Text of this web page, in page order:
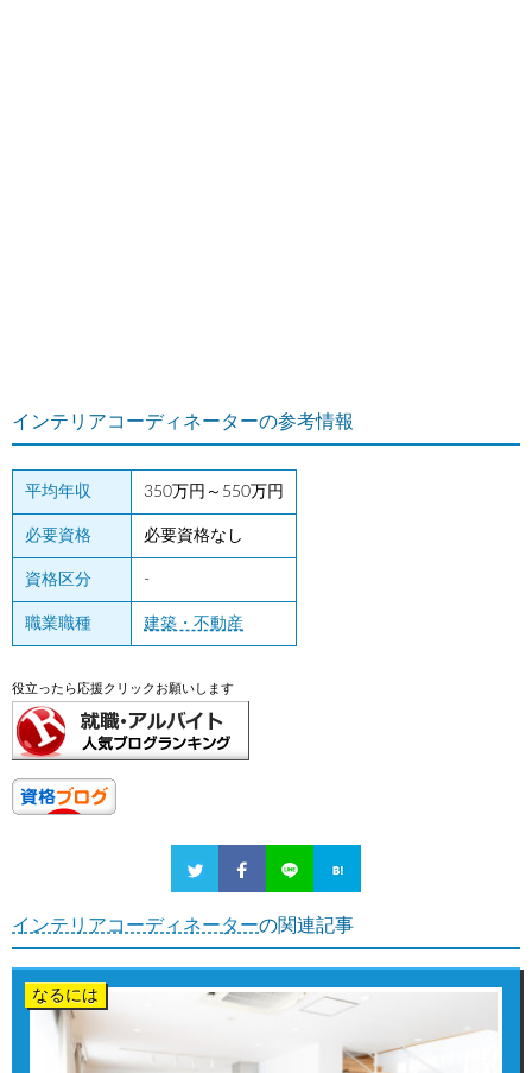
インテリアコーディネーターの参考情報
平均年収 350万円～550万円
必要資格 必要資格なし
資格区分 -
職業職種 建築・不動産
役立ったら応援クリックお願いします
インテリアコーディネーターの関連記事
なるには